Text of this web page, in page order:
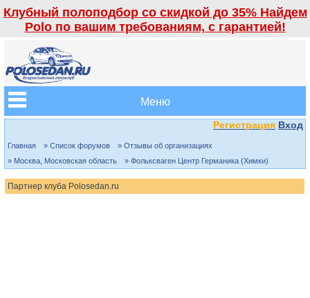
Клубный полоподбор со скидкой до 35% Найдем
Polo по вашим требованиям, с гарантией!
Меню
Регистрация Вход
Главная » Список форумов
» Отзывы об организациях
» Москва, Московская область
» Фольксваген Центр Германика (Химки)
Партнер клуба Polosedan.ru